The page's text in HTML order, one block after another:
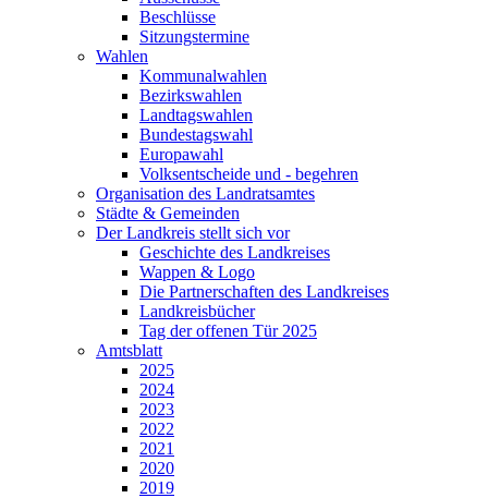
Beschlüsse
Sitzungstermine
Wahlen
Kommunalwahlen
Bezirkswahlen
Landtagswahlen
Bundestagswahl
Europawahl
Volksentscheide und - begehren
Organisation des Landratsamtes
Städte & Gemeinden
Der Landkreis stellt sich vor
Geschichte des Landkreises
Wappen & Logo
Die Partnerschaften des Landkreises
Landkreisbücher
Tag der offenen Tür 2025
Amtsblatt
2025
2024
2023
2022
2021
2020
2019